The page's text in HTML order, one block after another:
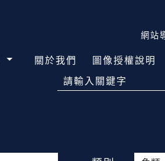
網站
關於我們 圖像授權說明
請輸入關鍵字